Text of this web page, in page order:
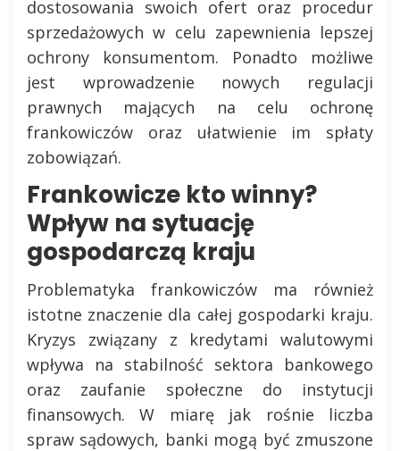
dostosowania swoich ofert oraz procedur
sprzedażowych w celu zapewnienia lepszej
ochrony konsumentom. Ponadto możliwe
jest wprowadzenie nowych regulacji
prawnych mających na celu ochronę
frankowiczów oraz ułatwienie im spłaty
zobowiązań.
Frankowicze kto winny?
Wpływ na sytuację
gospodarczą kraju
Problematyka frankowiczów ma również
istotne znaczenie dla całej gospodarki kraju.
Kryzys związany z kredytami walutowymi
wpływa na stabilność sektora bankowego
oraz zaufanie społeczne do instytucji
finansowych. W miarę jak rośnie liczba
spraw sądowych, banki mogą być zmuszone